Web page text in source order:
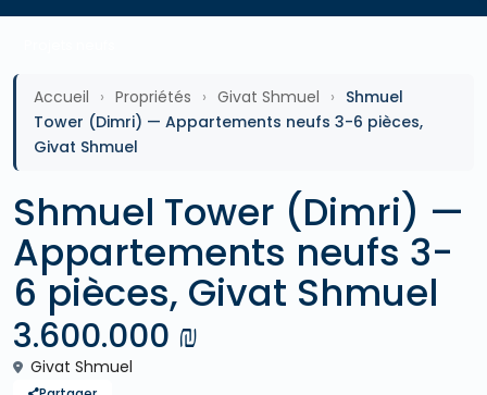
Accueil › Propriétés › Givat Shmuel › Shmuel
Tower (Dimri) — Appartements neufs 3-6 pièces,
Givat Shmuel
Shmuel Tower (Dimri) —
Appartements neufs 3-
6 pièces, Givat Shmuel
3.600.000 ₪
Givat Shmuel